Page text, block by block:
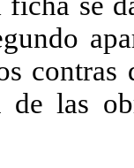
contras
las